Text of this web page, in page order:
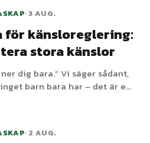
•3 AUG.
för känsloreglering:
stora känslor
dig bara.” Vi säger sådant,
barn bara har – det är en
det som faktiskt hjälper.
•2 AUG.